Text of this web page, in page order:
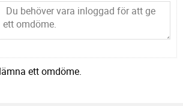
ett omdöme.